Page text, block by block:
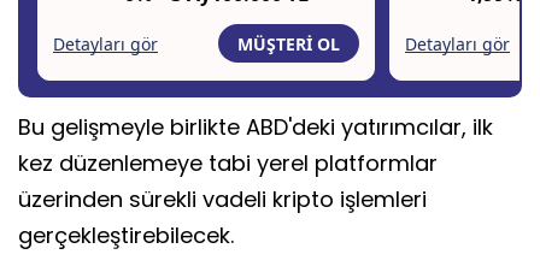
Bu gelişmeyle birlikte ABD'deki yatırımcılar, ilk
kez düzenlemeye tabi yerel platformlar
üzerinden sürekli vadeli kripto işlemleri
gerçekleştirebilecek.